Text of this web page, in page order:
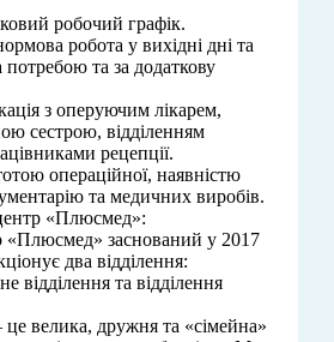
робочий графік.
робота у вихідні дні та
потребою та за додаткову
з оперуючим лікарем,
сестрою, відділенням
рецепції.
операційної, наявністю
та медичних виробів.
«Плюсмед»:
заснований у 2017
два відділення:
відділення та відділення
велика, дружня та «сімейна»